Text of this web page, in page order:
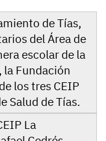
de Tías,
del Área de
escolar de la
la Fundación
los tres CEIP
Salud de Tías.
La